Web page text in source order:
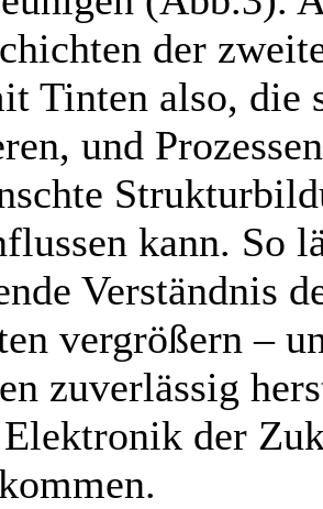
der
Tinten also, die
und
kann. So
Verständnis
vergrößern –
zuverlässig
der